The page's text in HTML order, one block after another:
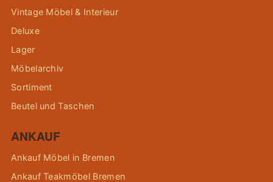
Vintage Möbel & Interieur
Deluxe
Lager
Möbelarchiv
Sortiment
Beutel und Taschen
ANKAUF
Ankauf Möbel in Bremen
Ankauf Teakmöbel Bremen